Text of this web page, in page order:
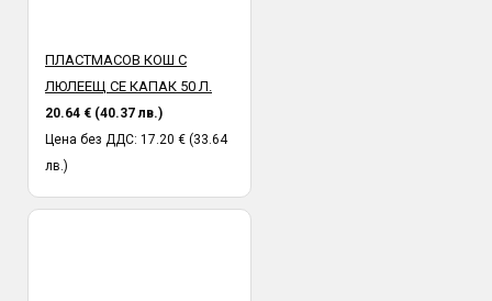
ПЛАСТМАСОВ КОШ С
ЛЮЛЕЕЩ СЕ КАПАК 50 Л.
20.64 € (40.37 лв.)
Цена без ДДС: 17.20 € (33.64
лв.)